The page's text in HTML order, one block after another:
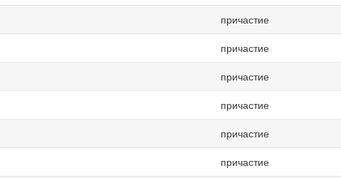
причастие
причастие
причастие
причастие
причастие
причастие